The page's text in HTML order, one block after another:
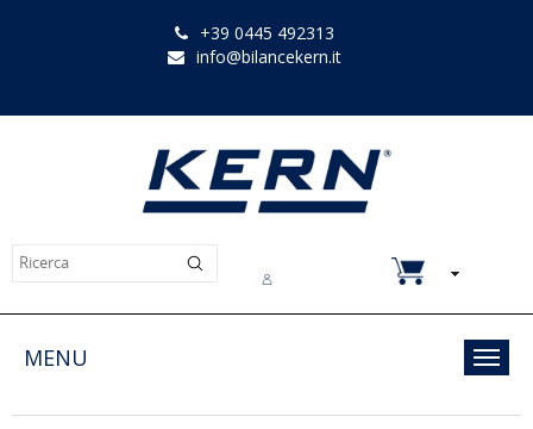
+39 0445 492313
info@bilancekern.it
MENU